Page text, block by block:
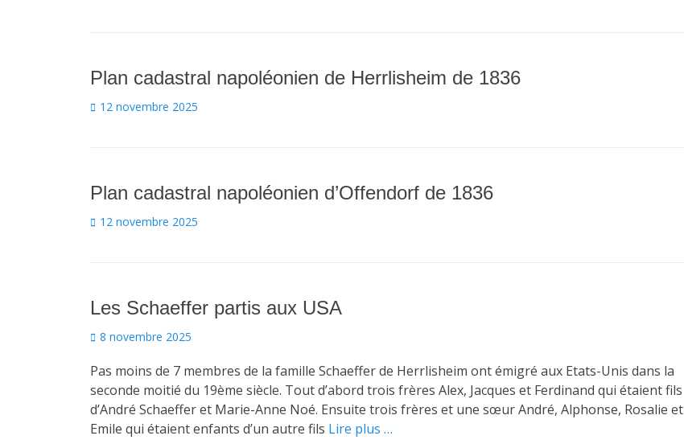
Plan cadastral napoléonien de Herrlisheim de 1836
Posted
12 novembre 2025
Plan cadastral napoléonien d’Offendorf de 1836
Posted
12 novembre 2025
Les Schaeffer partis aux USA
Posted
8 novembre 2025
Pas moins de 7 membres de la famille Schaeffer de Herrlisheim ont émigré aux Etats-Unis dans la
seconde moitié du 19ème siècle. Tout d’abord trois frères Alex, Jacques et Ferdinand qui étaient fils
d’André Schaeffer et Marie-Anne Noé. Ensuite trois frères et une sœur André, Alphonse, Rosalie et
Emile qui étaient enfants d’un autre fils Lire plus …